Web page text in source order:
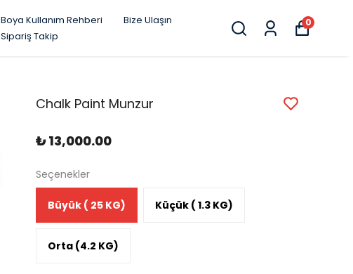
Boya Kullanım Rehberi
Bize Ulaşın
Sipariş Takip
0
Chalk Paint Munzur
₺ 13,000.00
Seçenekler
Büyük ( 25 KG) Küçük ( 1.3 KG)
Orta (4.2 KG)